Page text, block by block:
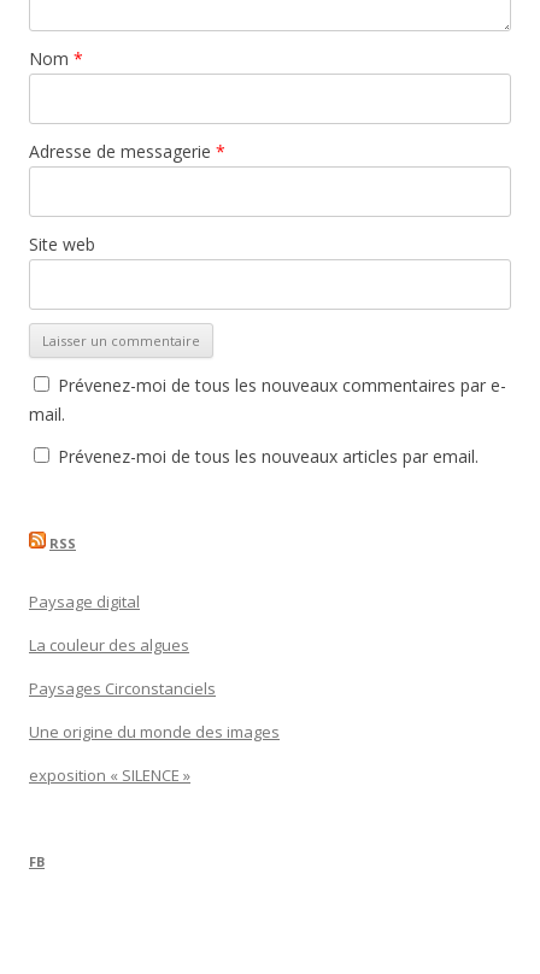
Nom *
Adresse de messagerie *
Site web
Prévenez-moi de tous les nouveaux commentaires par e-
mail.
Prévenez-moi de tous les nouveaux articles par email.
RSS
Paysage digital
La couleur des algues
Paysages Circonstanciels
Une origine du monde des images
exposition « SILENCE »
FB